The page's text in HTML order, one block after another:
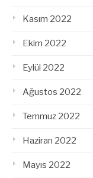
Kasım 2022
Ekim 2022
Eylül 2022
Ağustos 2022
Temmuz 2022
Haziran 2022
Mayıs 2022